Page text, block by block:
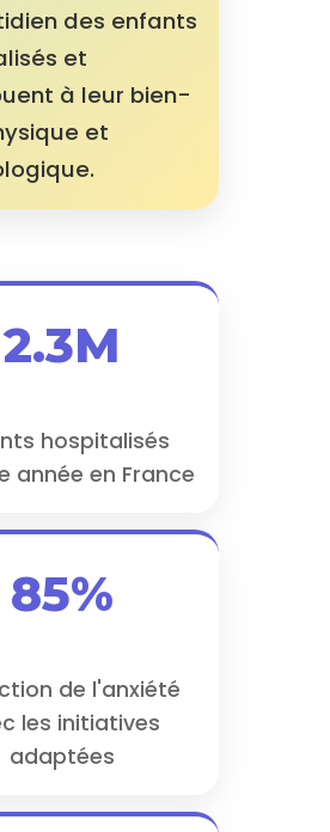
des enfants
et
à leur bien-
et
2.3M
hospitalisés
année en France
85%
de l'anxiété
les initiatives
adaptées